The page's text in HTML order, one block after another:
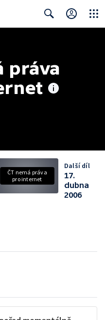
práva
ČT nemá práva
pro internet
Další díl
17.
dubna
2006